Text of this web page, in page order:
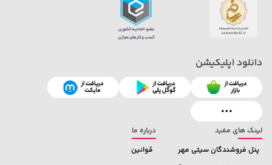
141,000 تومان
165,900
خرید
208,500 تومان
250,000
لینک های مفید
پنل فروشندگان سیتی مهر
درباره ما
قوانین
دانلود اپلیکیشن